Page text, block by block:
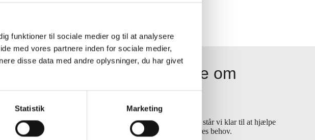
funktioner til sociale medier og til at analysere
med vores partnere inden for sociale medier,
disse data med andre oplysninger, du har givet
Statistik Marketing
Kontakt os for at høre mere om
BYOD
Er du interesseret i en BYOD-løsning til dit mødelokale? Så står vi klar til at hjælpe
dig med at finde den perfekte løsning, der passer til netop jeres behov.